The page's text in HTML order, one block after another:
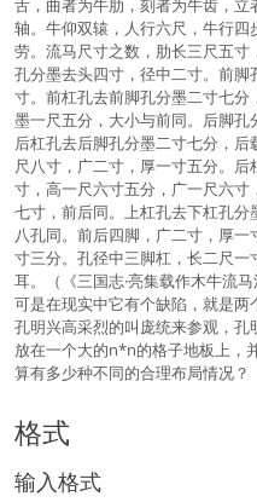
舌，曲者为牛肋，刻者为牛齿，
轴。牛仰双辕，人行六尺，牛行
劳。流马尺寸之数，肋长三尺五
孔分墨去头四寸，径中二寸。前
寸。前杠孔去前脚孔分墨二寸七
墨一尺五分，大小与前同。后脚孔
后杠孔去后脚孔分墨二寸七分，
尺八寸，广二寸，厚一寸五分。
寸，高一尺六寸五分，广一尺六
七寸，前后同。上杠孔去下杠孔分
八孔同。前后四脚，广二寸，厚
寸三分。孔径中三脚杠，长二尺
耳。（《三国志·亮集载作木牛流马
可是在现实中它有个缺陷，就是两
孔明兴高采烈的叫庞统来参观，
放在一个大的n*n的格子地板上，
算有多少种不同的合理布局情况？
格式
输入格式